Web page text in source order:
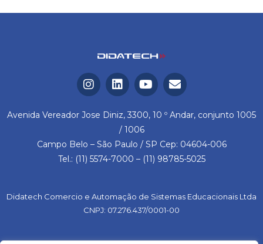
Avenida Vereador Jose Diniz, 3300, 10 º Andar, conjunto 1005
/ 1006
Campo Belo – São Paulo / SP Cep: 04604-006
Tel.: (11) 5574-7000 – (11) 98785-5025
Didatech Comercio e Automação de Sistemas Educacionais Ltda
CNPJ: 07.276.437/0001-00